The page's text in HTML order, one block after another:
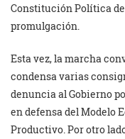
Constitución Política
promulgación.
Esta vez, la marcha
condensa varias
denuncia al Gobierno
en defensa del Modelo
Productivo. Por otro